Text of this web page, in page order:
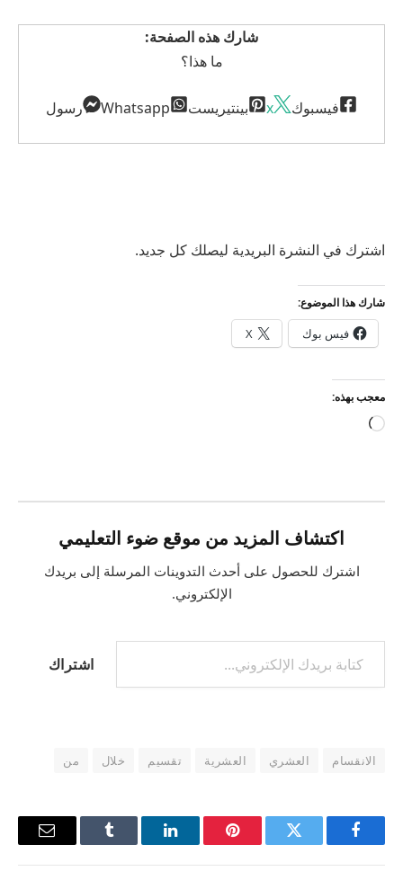
شارك هذه الصفحة:
ما هذا؟
فيسبوك x بينتيريست Whatsapp رسول
اشترك في النشرة البريدية ليصلك كل جديد.
شارك هذا الموضوع:
فيس بوك X
معجب بهذه:
جاري
اكتشاف المزيد من موقع ضوء التعليمي
اشترك للحصول على أحدث التدوينات المرسلة إلى بريدك
الإلكتروني.
كتابة بريدك الإلكتروني...
اشتراك
الانقسام العشري العشرية تقسيم خلال من
فيسبوك تويتر بينتيريستلينكدإن Tumblr
البريد